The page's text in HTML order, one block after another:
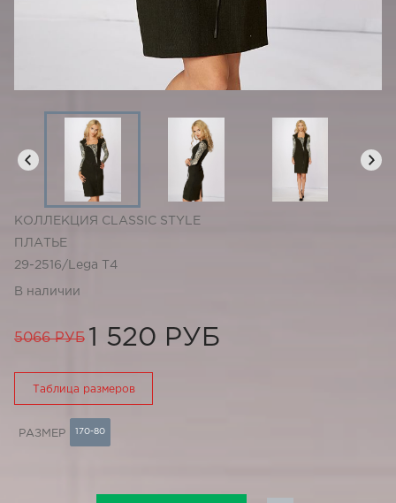
КОЛЛЕКЦИЯ CLASSIC STYLE
ПЛАТЬЕ
29-2516/Lega T4
В наличии
5066 РУБ 1 520 РУБ
Таблица размеров
РАЗМЕР 170-80